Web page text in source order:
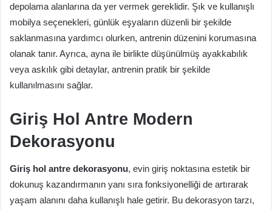
depolama alanlarına da yer vermek gereklidir. Şık ve kullanışlı
mobilya seçenekleri, günlük eşyaların düzenli bir şekilde
saklanmasına yardımcı olurken, antrenin düzenini korumasına
olanak tanır. Ayrıca, ayna ile birlikte düşünülmüş ayakkabılık
veya askılık gibi detaylar, antrenin pratik bir şekilde
kullanılmasını sağlar.
Giriş Hol Antre Modern
Dekorasyonu
Giriş hol antre dekorasyonu, evin giriş noktasına estetik bir
dokunuş kazandırmanın yanı sıra fonksiyonelliği de artırarak
yaşam alanını daha kullanışlı hale getirir. Bu dekorasyon tarzı,